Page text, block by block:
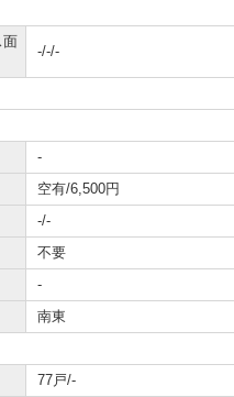
面
-/-/-
-
空有/6,500円
-/-
不要
-
南東
77戸/-